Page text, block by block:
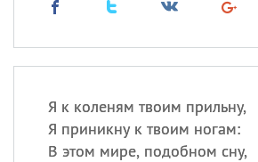
Я к коленям твоим прильну,
Я приникну к твоим ногам:
В этом мире, подобном сну,